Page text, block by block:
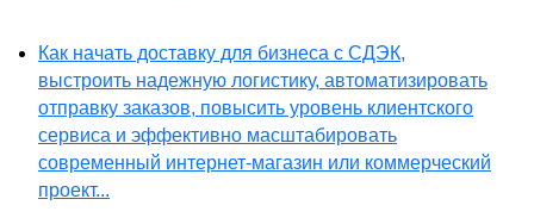
Как начать доставку для бизнеса с СДЭК,
выстроить надежную логистику, автоматизировать
отправку заказов, повысить уровень клиентского
сервиса и эффективно масштабировать
современный интернет-магазин или коммерческий
проект...